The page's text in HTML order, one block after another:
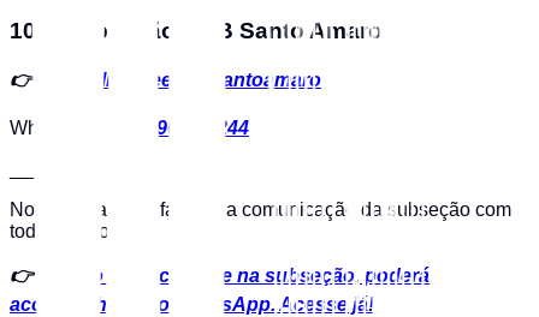
102ª Subseção OAB Santo Amaro
👉 https://linktr.ee/oabsantoamaro
WhatsApp:
(11) 99602-5244
Novo Canal para facilitar a comunicação da subseção com
toda a advocacia.
👉
Tudo o que acontece na subseção, poderá
acompanhar pelo WhatsApp. Acesse já!